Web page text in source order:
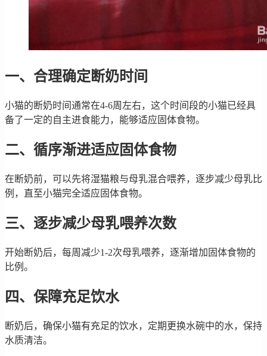
一、合理确定断奶时间
小猫的断奶时间通常在4-6周左右，这个时间段的小猫已经具
备了一定的自主进食能力，能够适应固体食物。
二、循序渐进适应固体食物
在断奶前，可以先将湿猫粮与母乳混合喂养，逐步减少母乳比
例，直至小猫完全适应固体食物。
三、逐步减少母乳喂养次数
开始断奶后，每周减少1-2次母乳喂养，逐渐增加固体食物的
比例。
四、保障充足饮水
断奶后，确保小猫有充足的饮水，定期更换水碗中的水，保持
水质清洁。